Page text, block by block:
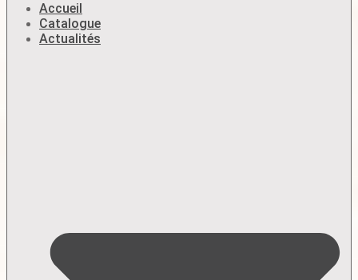
Accueil
Catalogue
Actualités